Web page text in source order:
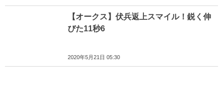
【オークス】伏兵返上スマイル！鋭く伸
びた11秒6
2020年5月21日 05:30